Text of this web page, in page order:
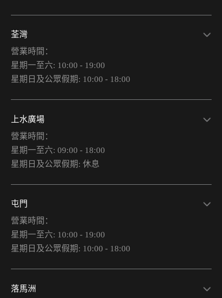
荃灣
營業時間：
星期一至六: 10:00 - 19:00
星期日及公眾假期: 10:00 - 18:00
上水廣場
營業時間：
星期一至六: 09:00 - 18:00
星期日及公眾假期: 休息
屯門
營業時間：
星期一至六: 10:00 - 19:00
星期日及公眾假期: 10:00 - 18:00
落馬洲